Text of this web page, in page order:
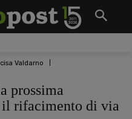
Valdarno
prossima
rifacimento di via